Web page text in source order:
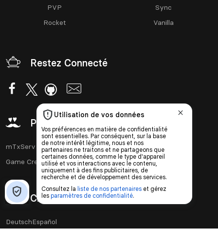
PVP
Rocket
Sync
Vanilla
Restez Connecté
Partenaires
mTxServ
Game Creators Area
Classements
DeutschEspañol